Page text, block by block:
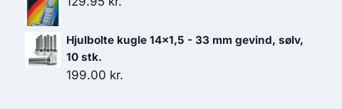
Hjulbolte kugle 14x1,5 - 33 mm gevind, sølv,
10 stk.
199.00 kr.